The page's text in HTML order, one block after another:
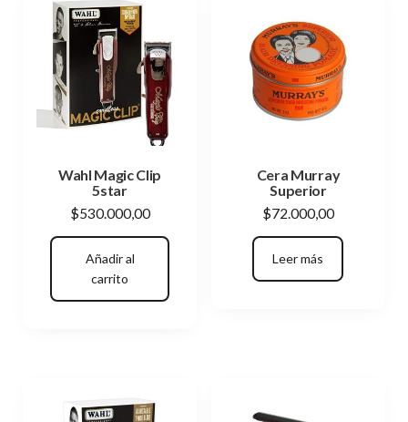
Wahl Magic Clip
5star
$530.000,00
Añadir al
carrito
Cera Murray
Superior
$72.000,00
Leer más